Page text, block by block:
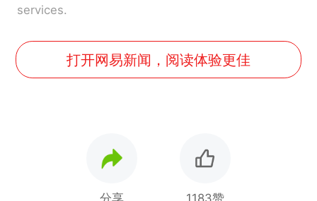
services.
打开网易新闻，阅读体验更佳